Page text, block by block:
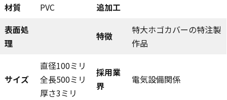
材質 PVC
追加工
表面処
理
特徴
特大ホゴカバーの特注製
作品
サイズ
直径100ミリ
全長500ミリ
厚さ3ミリ
採用業
界
電気設備関係